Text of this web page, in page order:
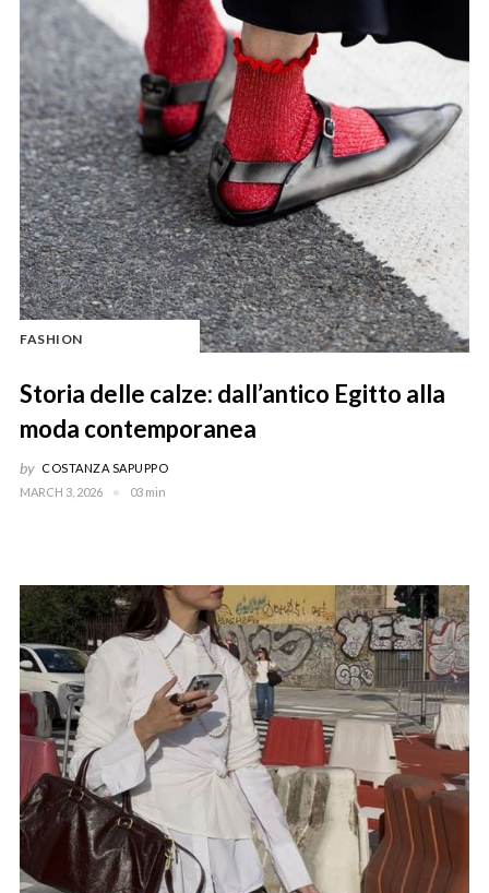
FASHION
Storia delle calze: dall’antico Egitto alla
moda contemporanea
by COSTANZA SAPUPPO
MARCH 3, 2026
03 min